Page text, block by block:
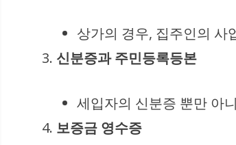
상가의 경우, 집주인의 사
신분증과 주민등록등본
세입자의 신분증 뿐만 아
보증금 영수증